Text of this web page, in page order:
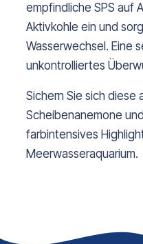
empfindliche SPS auf
Aktivkohle ein und
Wasserwechsel. Eine
unkontrolliertes
Sichern Sie sich diese
Scheibenanemone
farbintensives
Meerwasseraquarium.